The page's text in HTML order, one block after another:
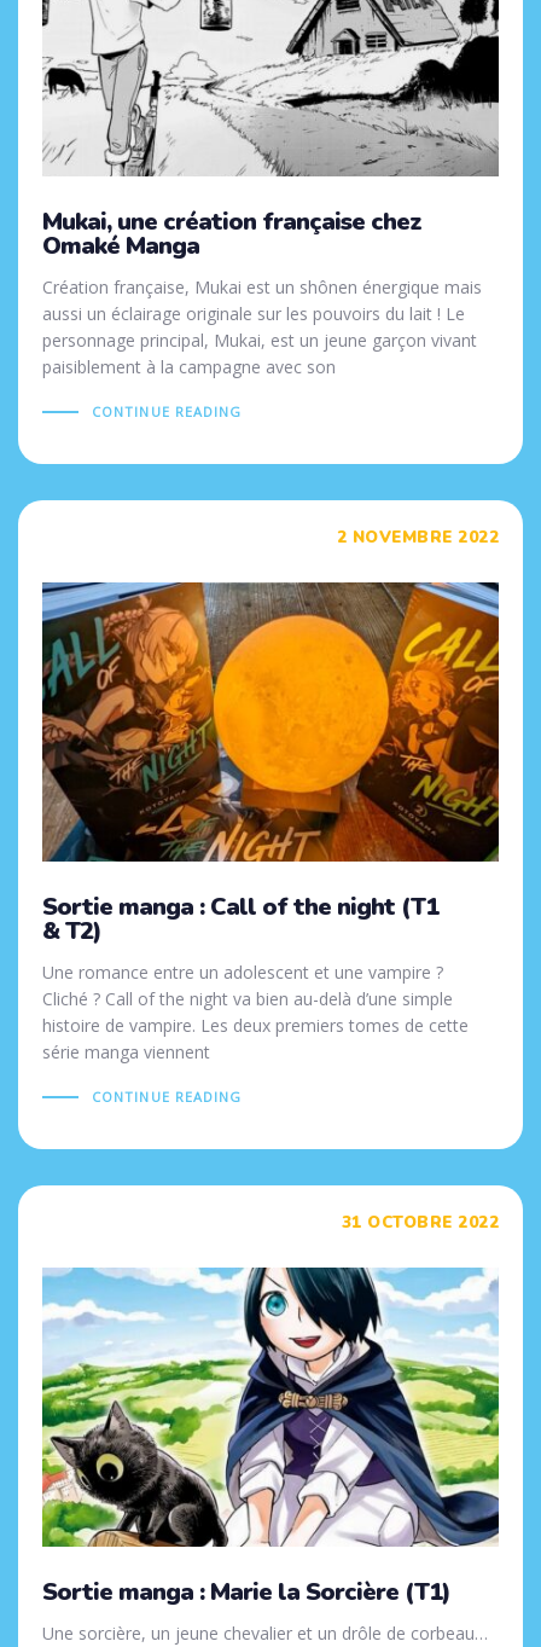
Mukai, une création française chez
Omaké Manga
Création française, Mukai est un shônen énergique mais
aussi un éclairage originale sur les pouvoirs du lait ! Le
personnage principal, Mukai, est un jeune garçon vivant
paisiblement à la campagne avec son
CONTINUE READING
2 NOVEMBRE 2022
Sortie manga : Call of the night (T1
& T2)
Une romance entre un adolescent et une vampire ?
Cliché ? Call of the night va bien au-delà d’une simple
histoire de vampire. Les deux premiers tomes de cette
série manga viennent
CONTINUE READING
31 OCTOBRE 2022
Sortie manga : Marie la Sorcière (T1)
Une sorcière, un jeune chevalier et un drôle de corbeau…